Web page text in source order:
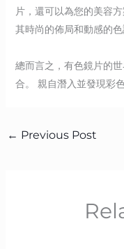
片，還可以為您的美容
其時尚的佈局和動感的
總而言之，有色鏡片的
合。 親自潛入並發現彩
← Previous Post